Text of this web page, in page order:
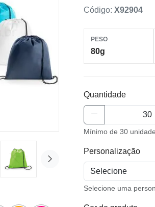
Código: X92904
PESO
80g
Quantidade
Mínimo de 30
Personalização
Selecione uma